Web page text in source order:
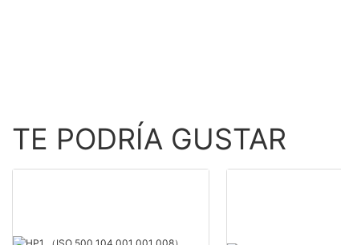
TE PODRÍA GUSTAR